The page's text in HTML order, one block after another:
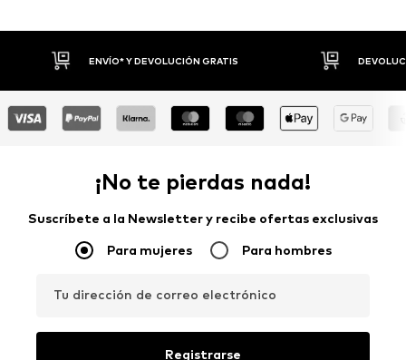
DEVOLUCIONES HASTA 30 DÍAS
¡No te pierdas nada!
Suscríbete a la Newsletter y recibe ofertas exclusivas
Para mujeres Para hombres
Tu dirección de correo electrónico
Registrarse